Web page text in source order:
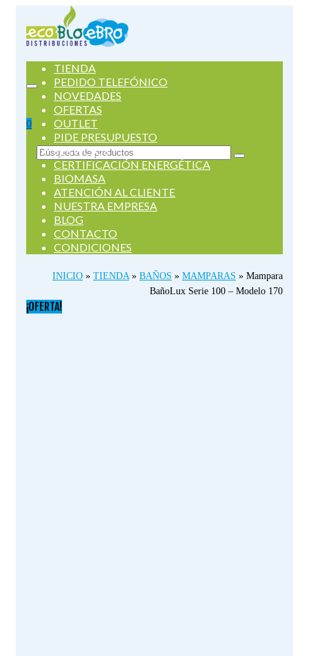
0
Buscar
por:
TIENDA
PEDIDO TELEFÓNICO
NOVEDADES
OFERTAS
OUTLET
PIDE PRESUPUESTO
SERVICIOS
CERTIFICACIÓN ENERGÉTICA
BIOMASA
ATENCIÓN AL CLIENTE
NUESTRA EMPRESA
BLOG
CONTACTO
CONDICIONES
INICIO » TIENDA » BAÑOS » MAMPARAS » Mampara
BañoLux Serie 100 – Modelo 170
¡OFERTA!